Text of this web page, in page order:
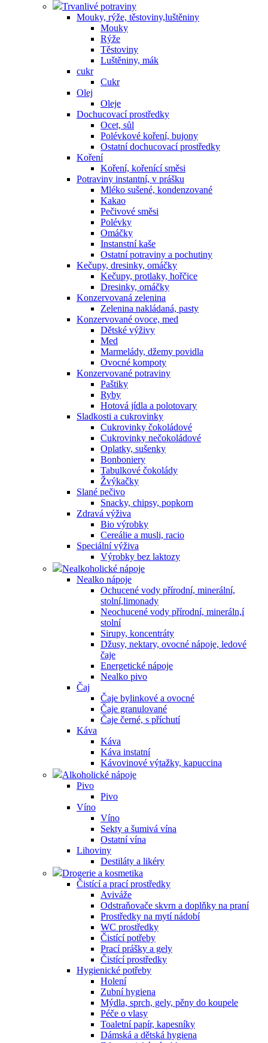
Trvanlivé potraviny
Mouky, rýže, těstoviny,luštěniny
Mouky
Rýže
Těstoviny
Luštěniny, mák
cukr
Cukr
Olej
Oleje
Dochucovací prostředky
Ocet, sůl
Polévkové koření, bujony
Ostatní dochucovací prostředky
Koření
Koření, kořenící směsi
Potraviny instantní, v prášku
Mléko sušené, kondenzované
Kakao
Pečivové směsi
Polévky
Omáčky
Instanstní kaše
Ostatní potraviny a pochutiny
Kečupy, dresinky, omáčky
Kečupy, protlaky, hořčice
Dresinky, omáčky
Konzervovaná zelenina
Zelenina nakládaná, pasty
Konzervované ovoce, med
Dětské výživy
Med
Marmelády, džemy povidla
Ovocné kompoty
Konzervované potraviny
Paštiky
Ryby
Hotová jídla a polotovary
Sladkosti a cukrovinky
Cukrovinky čokoládové
Cukrovinky nečokoládové
Oplatky, sušenky
Bonboniery
Tabulkové čokolády
Žvýkačky
Slané pečivo
Snacky, chipsy, popkorn
Zdravá výživa
Bio výrobky
Cereálie a musli, racio
Speciální výživa
Výrobky bez laktozy
Nealkoholické nápoje
Nealko nápoje
Ochucené vody přírodní, minerální,
stolní,limonady
Neochucené vody přírodní, mineráln,í
stolní
Sirupy, koncentráty
Džusy, nektary, ovocné nápoje, ledové
čaje
Energetické nápoje
Nealko pivo
Čaj
Čaje bylinkové a ovocné
Čaje granulované
Čaje černé, s příchutí
Káva
Káva
Káva instatní
Kávovinové výtažky, kapuccina
Alkoholické nápoje
Pivo
Pivo
Víno
Víno
Sekty a šumivá vína
Ostatní vína
Lihoviny
Destiláty a likéry
Drogerie a kosmetika
Čistící a prací prostředky
Aviváže
Odstraňovače skvrn a doplňky na praní
Prostředky na mytí nádobí
WC prostředky
Čistící potřeby
Prací prášky a gely
Čistící prostředky
Hygienické potřeby
Holení
Zubní hygiena
Mýdla, sprch, gely, pěny do koupele
Péče o vlasy
Toaletní papír, kapesníky
Dámská a dětská hygiena